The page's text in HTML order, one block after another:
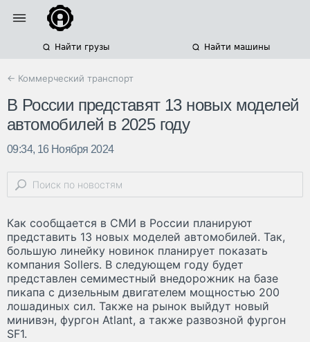
Найти грузы Найти машины
← Коммерческий транспорт
В России представят 13 новых моделей
автомобилей в 2025 году
09:34, 16 Ноября 2024
Как сообщается в СМИ в России планируют
представить 13 новых моделей автомобилей. Так,
большую линейку новинок планирует показать
компания Sollers. В следующем году будет
представлен семиместный внедорожник на базе
пикапа с дизельным двигателем мощностью 200
лошадиных сил. Также на рынок выйдут новый
минивэн, фургон Atlant, а также развозной фургон
SF1.